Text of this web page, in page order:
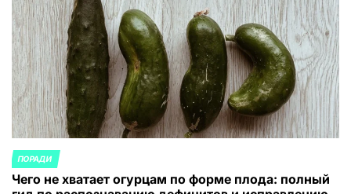
ОПУБЛИКОВАНО
В
ПОРАДИ
Чего не хватает огурцам по форме плода: полный